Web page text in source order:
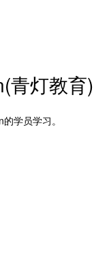
青灯教育)
学员学习。